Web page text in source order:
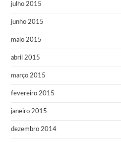
julho 2015
junho 2015
maio 2015
abril 2015
março 2015
fevereiro 2015
janeiro 2015
dezembro 2014